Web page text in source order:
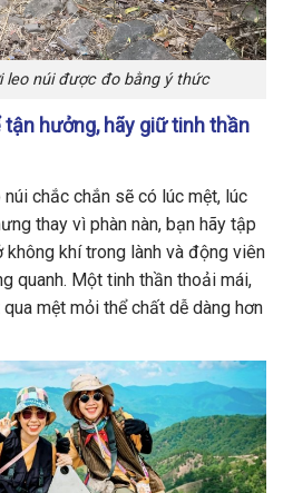
leo núi được đo bằng ý thức
tận hưởng, hãy giữ tinh thần
chắc chắn sẽ có lúc mệt, lúc
thay vì phàn nàn, bạn hãy tập
không khí trong lành và động viên
quanh. Một tinh thần thoải mái,
mệt mỏi thể chất dễ dàng hơn